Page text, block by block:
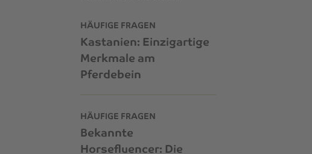
HÄUFIGE FRAGEN
Kastanien: Einzigartige
Merkmale am
Pferdebein
HÄUFIGE FRAGEN
Bekannte
Horsefluencer: Die